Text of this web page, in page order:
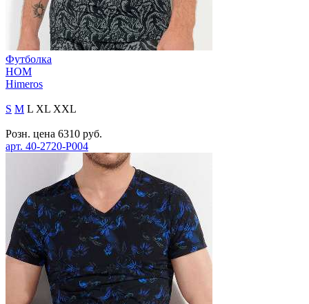
Футболка
HOM
Himeros
S M L XL XXL
Розн. цена 6310 руб.
арт. 40-2720-P004